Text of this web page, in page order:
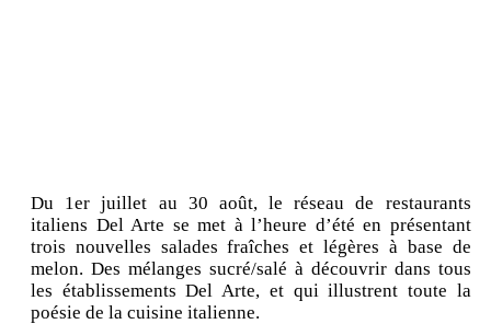
Du 1er juillet au 30 août, le réseau de restaurants
italiens Del Arte se met à l’heure d’été en présentant
trois nouvelles salades fraîches et légères à base de
melon. Des mélanges sucré/salé à découvrir dans tous
les établissements Del Arte, et qui illustrent toute la
poésie de la cuisine italienne.